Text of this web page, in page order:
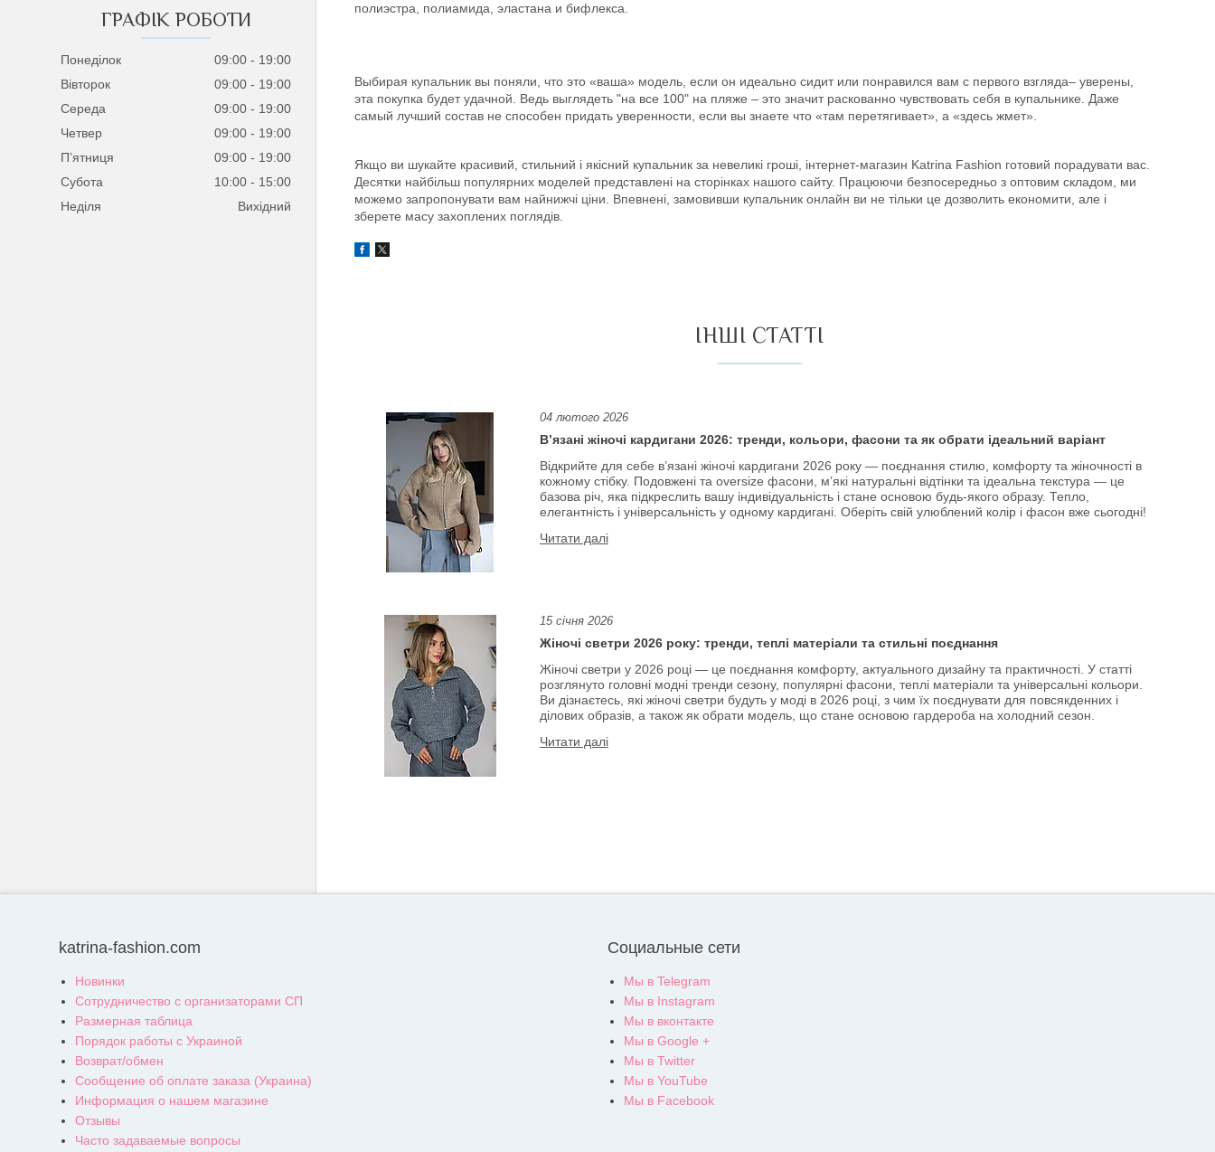
ГРАФІК РОБОТИ
Понеділок 09:00
19:00
Вівторок
09:00
19:00
Середа
09:00
19:00
Четвер
09:00
19:00
Пʼятниця
09:00
19:00
Субота
10:00
15:00
Неділя
Вихідний
полиэстра, полиамида, эластана и бифлекса.
Выбирая купальник вы поняли, что это «ваша» модель, если он идеально сидит или понравился вам с первого взгляда– уверены,
эта покупка будет удачной. Ведь выглядеть "на все 100" на пляже – это значит раскованно чувствовать себя в купальнике. Даже
самый лучший состав не способен придать уверенности, если вы знаете что «там перетягивает», а «здесь жмет».
Якщо ви шукайте красивий, стильний і якісний купальник за невеликі гроші, інтернет-магазин Katrina Fashion готовий порадувати вас.
Десятки найбільш популярних моделей представлені на сторінках нашого сайту. Працюючи безпосередньо з оптовим складом, ми
можемо запропонувати вам найнижчі ціни. Впевнені, замовивши купальник онлайн ви не тільки це дозволить економити, але і
зберете масу захоплених поглядів.
ІНШІ СТАТТІ
04 лютого 2026
В’язані жіночі кардигани 2026: тренди, кольори, фасони та як обрати ідеальний варіант
Відкрийте для себе в’язані жіночі кардигани 2026 року — поєднання стилю, комфорту та жіночності в
кожному стібку. Подовжені та oversize фасони, м’які натуральні відтінки та ідеальна текстура — це
базова річ, яка підкреслить вашу індивідуальність і стане основою будь-якого образу. Тепло,
елегантність і універсальність у одному кардигані. Оберіть свій улюблений колір і фасон вже сьогодні!
15 січня 2026
Жіночі светри 2026 року: тренди, теплі матеріали та стильні поєднання
Жіночі светри у 2026 році — це поєднання комфорту, актуального дизайну та практичності. У статті
розглянуто головні модні тренди сезону, популярні фасони, теплі матеріали та універсальні кольори.
Ви дізнаєтесь, які жіночі светри будуть у моді в 2026 році, з чим їх поєднувати для повсякденних і
ділових образів, а також як обрати модель, що стане основою гардероба на холодний сезон.
katrina-fashion.com
Новинки
Сотрудничество с организаторами СП
Размерная таблица
Порядок работы с Украиной
Возврат/обмен
Сообщение об оплате заказа (Украина)
Информация о нашем магазине
Отзывы
Часто задаваемые вопросы
Социальные сети
Мы в Telegram
Мы в Instagram
Мы в вконтакте
Мы в Google +
Мы в Twitter
Мы в YouTube
Мы в Facebook